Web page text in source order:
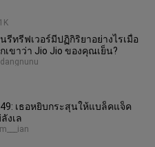
รีทรีฟเวอร์มีปฏิกิริยาอย่างไรเมื่อ
เขาว่า Jio Jio ของคุณเย็น?
เธอหยิบกระสุนให้แบล็คแจ็ค
งเล